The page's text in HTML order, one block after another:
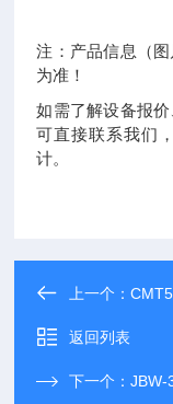
注：产品信息（
为准！
如需了解设备报
可直接联系我们
计。
上一个：
返回列表
下一个：JBW-